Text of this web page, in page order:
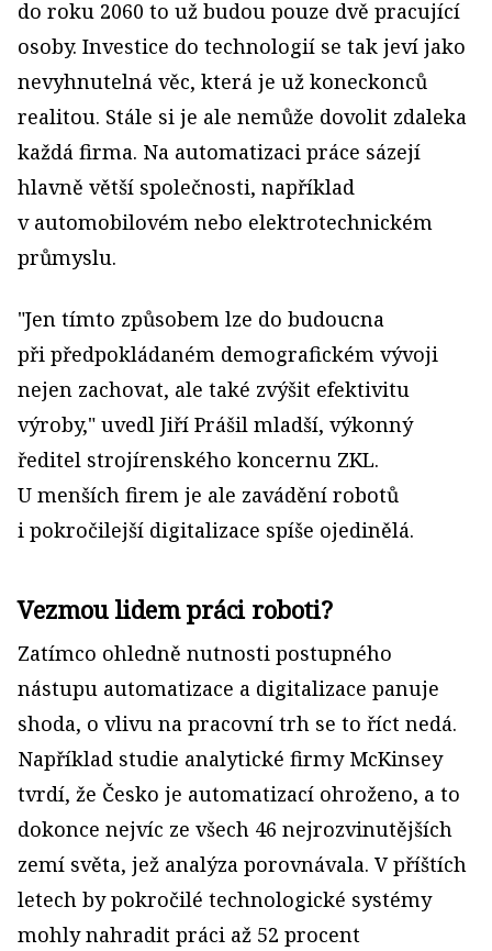
do roku 2060 to už budou pouze dvě pracující
osoby. Investice do technologií se tak jeví jako
nevyhnutelná věc, která je už koneckonců
realitou. Stále si je ale nemůže dovolit zdaleka
každá firma. Na automatizaci práce sázejí
hlavně větší společnosti, například
v automobilovém nebo elektrotechnickém
průmyslu.
"Jen tímto způsobem lze do budoucna
při předpokládaném demografickém vývoji
nejen zachovat, ale také zvýšit efektivitu
výroby," uvedl Jiří Prášil mladší, výkonný
ředitel strojírenského koncernu ZKL.
U menších firem je ale zavádění robotů
i pokročilejší digitalizace spíše ojedinělá.
Vezmou lidem práci roboti?
Zatímco ohledně nutnosti postupného
nástupu automatizace a digitalizace panuje
shoda, o vlivu na pracovní trh se to říct nedá.
Například studie analytické firmy McKinsey
tvrdí, že Česko je automatizací ohroženo, a to
dokonce nejvíc ze všech 46 nejrozvinutějších
zemí světa, jež analýza porovnávala. V příštích
letech by pokročilé technologické systémy
mohly nahradit práci až 52 procent